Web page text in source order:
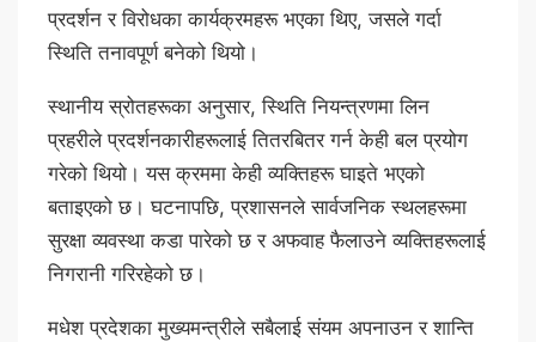
प्रदर्शन र विरोधका कार्यक्रमहरू भएका थिए, जसले गर्दा
स्थिति तनावपूर्ण बनेको थियो।
स्थानीय स्रोतहरूका अनुसार, स्थिति नियन्त्रणमा लिन
प्रहरीले प्रदर्शनकारीहरूलाई तितरबितर गर्न केही बल प्रयोग
गरेको थियो। यस क्रममा केही व्यक्तिहरू घाइते भएको
बताइएको छ। घटनापछि, प्रशासनले सार्वजनिक स्थलहरूमा
सुरक्षा व्यवस्था कडा पारेको छ र अफवाह फैलाउने व्यक्तिहरूलाई
निगरानी गरिरहेको छ।
मधेश प्रदेशका मुख्यमन्त्रीले सबैलाई संयम अपनाउन र शान्ति